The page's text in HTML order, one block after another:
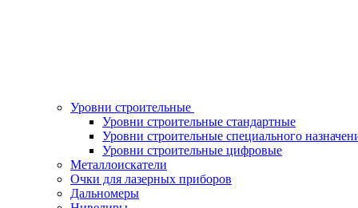
Уровни строительные
Уровни строительные стандартные
Уровни строительные специального
Уровни строительные цифровые
Металлоискатели
Очки для лазерных приборов
Дальномеры